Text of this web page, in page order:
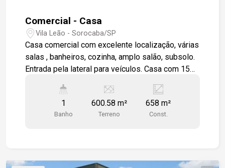
Comercial - Casa
Vila Leão - Sorocaba/SP
Casa comercial com excelente localização, várias
salas , banheiros, cozinha, amplo salão, subsolo.
Entrada pela lateral para veículos. Casa com 15
1
Banho
600.58 m²
Terreno
658 m²
Const.